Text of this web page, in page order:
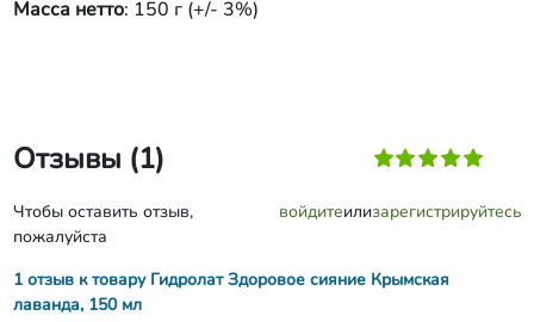
Масса нетто: 150 г (+/- 3%)
Отзывы (1)
Чтобы оставить отзыв,
пожалуйста
войдитеилизарегистрируйтесь
1 отзыв к товару Гидролат Здоровое сияние Крымская
лаванда, 150 мл